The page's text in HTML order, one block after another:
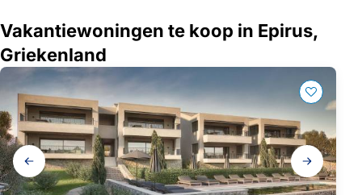
Vakantiewoningen te koop in Epirus,
Griekenland
Galerij
navigatie